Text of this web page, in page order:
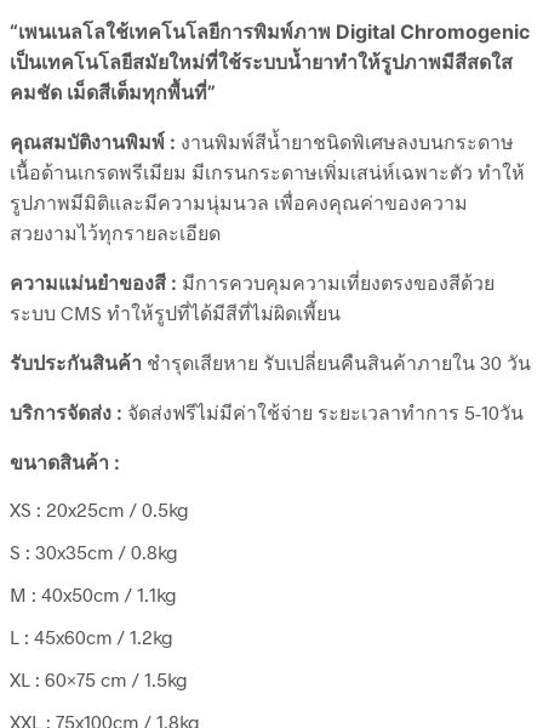
“เพนเนลโลใช้เทคโนโลยีการพิมพ์ภาพ Digital Chromogenic
เป็นเทคโนโลยีสมัยใหม่ที่ใช้ระบบน้ำยาทำให้รูปภาพมีสีสดใส
คมชัด เม็ดสีเต็มทุกพื้นที่”
คุณสมบัติงานพิมพ์ : งานพิมพ์สีน้ำยาชนิดพิเศษลงบนกระดาษ
เนื้อด้านเกรดพรีเมียม มีเกรนกระดาษเพิ่มเสน่ห์เฉพาะตัว ทำให้
รูปภาพมีมิติและมีความนุ่มนวล เพื่อคงคุณค่าของความ
สวยงามไว้ทุกรายละเอียด
ความแม่นยำของสี : มีการควบคุมความเที่ยงตรงของสีด้วย
ระบบ CMS ทำให้รูปที่ได้มีสีที่ไม่ผิดเพี้ยน
รับประกันสินค้า ชำรุดเสียหาย รับเปลี่ยนคืนสินค้าภายใน 30 วัน
บริการจัดส่ง : จัดส่งฟรีไม่มีค่าใช้จ่าย ระยะเวลาทำการ 5-10วัน
ขนาดสินค้า :
XS : 20x25cm / 0.5kg
S : 30x35cm / 0.8kg
M : 40x50cm / 1.1kg
L : 45x60cm / 1.2kg
XL : 60×75 cm / 1.5kg
XXL : 75x100cm / 1.8kg